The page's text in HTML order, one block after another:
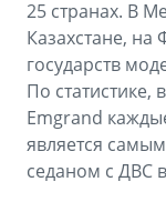
25 странах. В
Казахстане, на
государств
По статистике,
Emgrand
является
седаном с ДВС